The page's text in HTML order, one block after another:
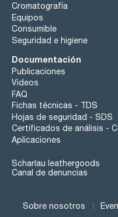
Cromatografía
Equipos
Consumible
Seguridad e higiene
Documentación
Publicaciones
Videos
FAQ
Fichas técnicas - TDS
Hojas de seguridad - SDS
Certificados de análisis -
Aplicaciones
Scharlau leathergoods
Canal de denuncias
Sobre nosotros